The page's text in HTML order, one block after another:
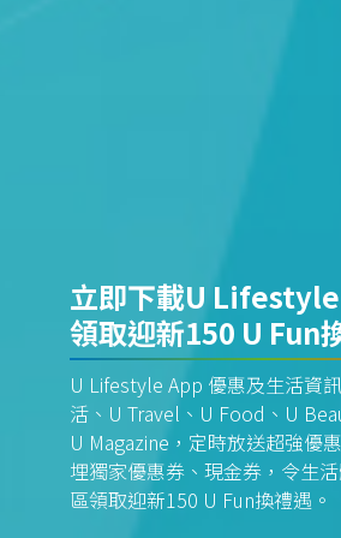
立即下載U
領取迎新150 U Fun
U Lifestyle App 優惠及生活資
活、U Travel、U Food、U
U Magazine，定時放送超強優
埋獨家優惠券、現金券，令生
區領取迎新150 U Fun換禮遇。